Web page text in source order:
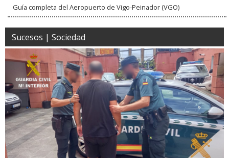
Guía completa del Aeropuerto de Vigo-Peinador (VGO)
Sucesos | Sociedad